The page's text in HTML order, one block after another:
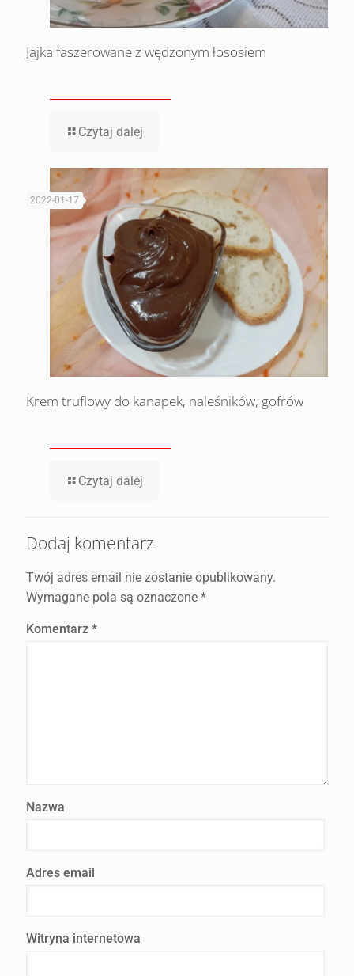
Jajka faszerowane z wędzonym łososiem
Czytaj dalej
2022-01-17
Krem truflowy do kanapek, naleśników, gofrów
Czytaj dalej
Dodaj komentarz
Twój adres email nie zostanie opublikowany.
Wymagane pola są oznaczone *
Komentarz *
Nazwa
Adres email
Witryna internetowa